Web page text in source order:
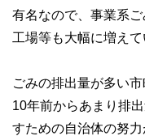
有名なので、事業系
工場等も大幅に増えて
ごみの排出量が多い
10年前からあまり排
すための自治体の努